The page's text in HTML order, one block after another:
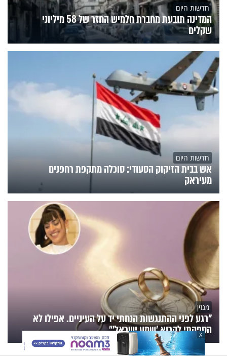
חדשות היום
המדינה תובעת מחברת חלמיש החזר של 58 מיליוני
שקלים
חדשות היום
אש בבית הזיקוק הסעודי: סוכלה מתקפת רחפנים
מעיראק
מגזין
"רגע לפני ההתנגשות הנחתי יד על העיניים. אפילו לא
הספקתי לקרוא 'שמע ישראל'"
X